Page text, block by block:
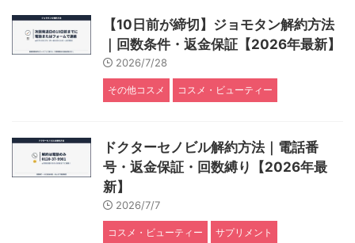
【10日前が締切】ジョモタン解約方法
｜回数条件・返金保証【2026年最新】
2026/7/28
その他コスメ コスメ・ビューティー
ドクターセノビル解約方法｜電話番
号・返金保証・回数縛り【2026年最
新】
2026/7/7
コスメ・ビューティー サプリメント